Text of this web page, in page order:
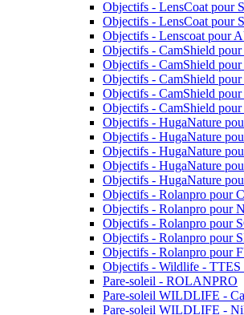
Objectifs - LensCoat pour
Objectifs - LensCoat pour
Objectifs - Lenscoat pour
Objectifs - CamShield
Objectifs - CamShield
Objectifs - CamShield
Objectifs - CamShield
Objectifs - CamShield
Objectifs - HugaNature
Objectifs - HugaNature
Objectifs - HugaNature
Objectifs - HugaNature
Objectifs - HugaNature
Objectifs - Rolanpro pour
Objectifs - Rolanpro pour
Objectifs - Rolanpro pour
Objectifs - Rolanpro pour
Objectifs - Rolanpro pour
Objectifs - Wildlife -
Pare-soleil - ROLANPRO
Pare-soleil WILDLIFE -
Pare-soleil WILDLIFE -